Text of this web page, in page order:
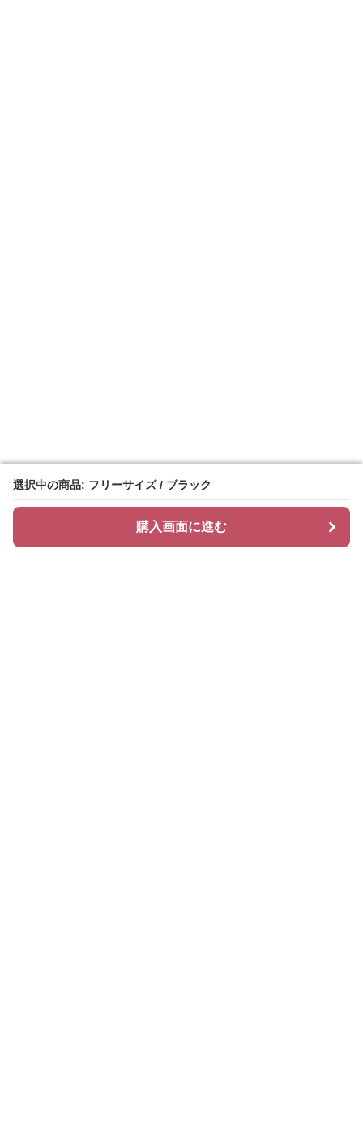
選択中の商品: フリーサイズ / ブラック
購入画面に進む
選択中の商品: フリーサイズ / ブラック
購入画面に進む